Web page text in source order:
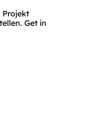
Projekt
Get in